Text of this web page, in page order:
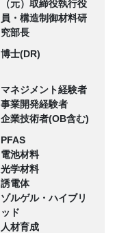
（元）取締役執行役
員・構造制御材料研
究部長
博士(DR)
マネジメント経験者
事業開発経験者
企業技術者(OB含む)
PFAS
電池材料
光学材料
誘電体
ゾルゲル・ハイブリ
ッド
人材育成